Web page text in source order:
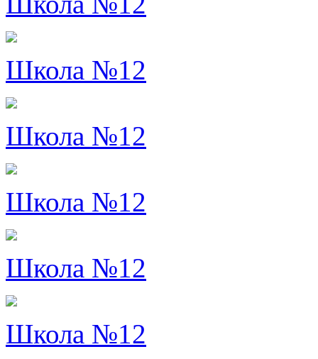
Школа №12
Школа №12
Школа №12
Школа №12
Школа №12